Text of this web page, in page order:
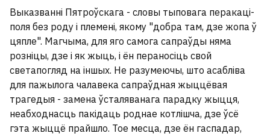
Выказванні Пятроўскага - словы тыповага перакаці-
поля без роду і племені, якому "добра там, дзе жопа ў
цяпле". Магчыма, для яго самога сапраўды няма
розніцы, дзе і як жыць, і ён пераносіць свой
светапогляд на іншых. Не разумеючы, што асабліва
для пажылога чалавека сапраўдная жыццёвая
трагедыя - замена ўсталяванага парадку жыцця,
неабходнасць пакідаць роднае котлішча, дзе ўсё
гэта жыццё прайшло. Тое месца, дзе ён гаспадар,